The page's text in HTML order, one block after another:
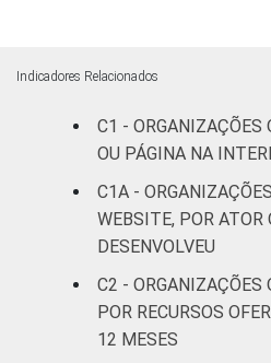
Indicadores Relacionados
C1 - ORGANIZAÇÕES
OU PÁGINA NA
C1A -
WEBSITE, POR ATOR
DESENVOLVEU
C2 - ORGANIZAÇÕES
POR RECURSOS
12 MESES